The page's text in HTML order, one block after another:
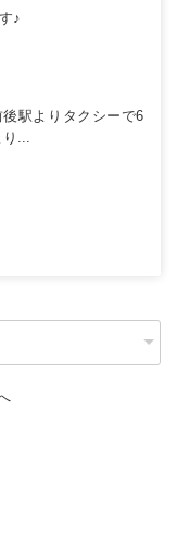
♪
駅よりタクシーで6
...